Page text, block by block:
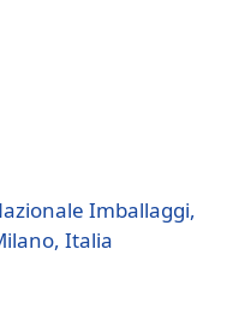
Imballaggi,
Italia